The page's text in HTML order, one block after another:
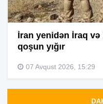
İran yenidən İraq
qoşun yığır
07 Avqust 2026, 15:29